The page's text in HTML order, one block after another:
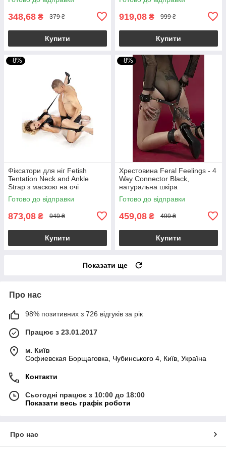
348,68 ₴ 379 ₴
Купити
919,08 ₴ 999 ₴
Купити
–8%
Фіксатори для ніг Fetish
Tentation Neck and Ankle
Strap з маскою на очі
Готово до відправки
873,08 ₴ 949 ₴
Купити
–8%
Хрестовина Feral Feelings - 4
Way Connector Black,
натуральна шкіра
Готово до відправки
459,08 ₴ 499 ₴
Купити
Показати ще
Про нас
98% позитивних з 726 відгуків за рік
Працює з 23.01.2017
м. Київ
Софиевская Борщаговка, Чубинського 4, Київ, Україна
Контакти
Сьогодні працює з 10:00 до 18:00
Показати весь графік роботи
Про нас